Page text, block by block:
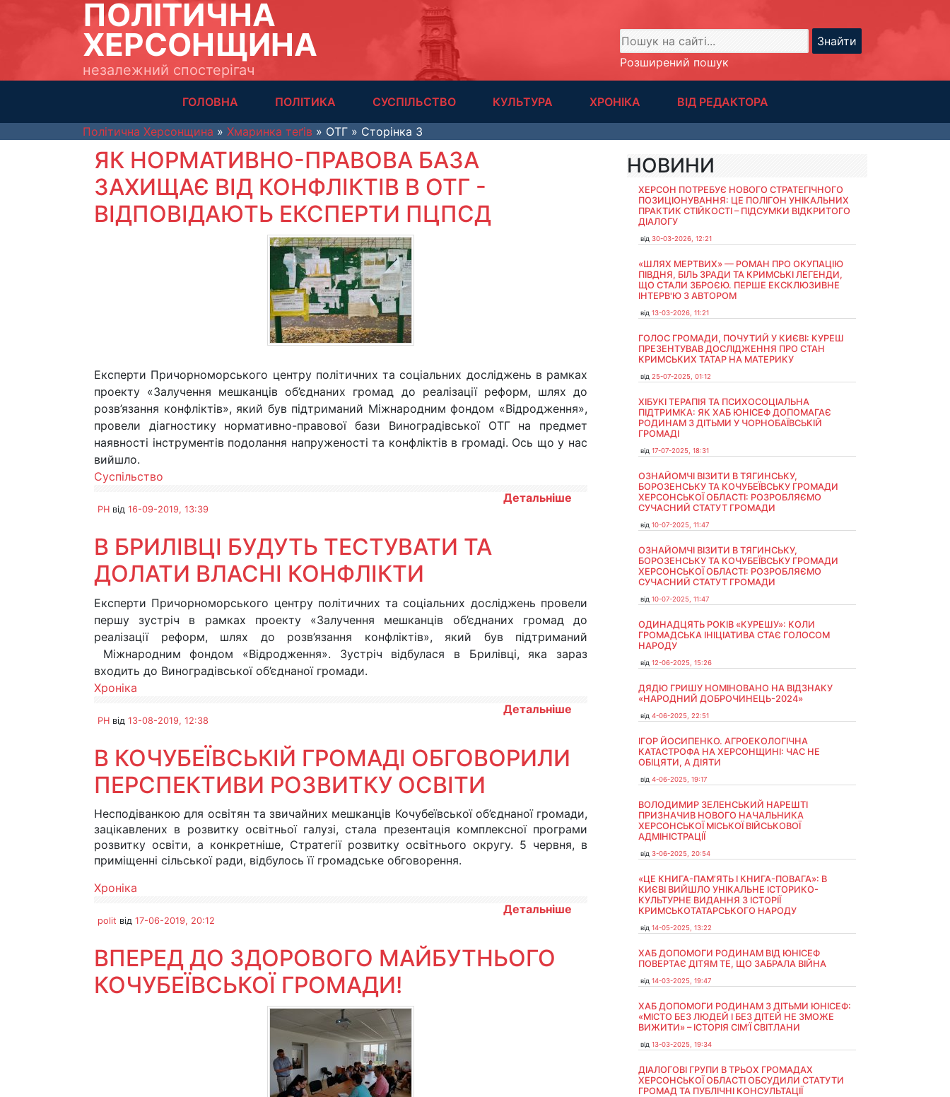
ПОЛІТИЧНА
ХЕРСОНЩИНА
незалежний спостерігач
Знайти
Розширений пошук
ГОЛОВНА ПОЛІТИКА СУСПІЛЬСТВО КУЛЬТУРА ХРОНІКА ВІД РЕДАКТОРА
Політична Херсонщина » Хмаринка теґів » ОТГ » Сторінка 3
ЯК НОРМАТИВНО-ПРАВОВА БАЗА
ЗАХИЩАЄ ВІД КОНФЛІКТІВ В ОТГ -
ВІДПОВІДАЮТЬ ЕКСПЕРТИ ПЦПСД
Експерти Причорноморського центру політичних та соціальних досліджень в рамках
проекту «Залучення мешканців об’єднаних громад до реалізації реформ, шлях до
розв’язання конфліктів», який був підтриманий Міжнародним фондом «Відродження»,
провели діагностику нормативно-правової бази Виноградівської ОТГ на предмет
наявності інструментів подолання напруженості та конфліктів в громаді. Ось що у нас
вийшло.
Суспільство
Детальніше
PH від 16-09-2019, 13:39
В БРИЛІВЦІ БУДУТЬ ТЕСТУВАТИ ТА
ДОЛАТИ ВЛАСНІ КОНФЛІКТИ
Експерти Причорноморського центру політичних та соціальних досліджень провели
першу зустріч в рамках проекту «Залучення мешканців об’єднаних громад до
реалізації реформ, шлях до розв’язання конфліктів», який був підтриманий
Міжнародним фондом «Відродження». Зустріч відбулася в Брилівці, яка зараз
входить до Виноградівської об’єднаної громади.
Хроніка
Детальніше
PH від 13-08-2019, 12:38
В КОЧУБЕЇВСЬКІЙ ГРОМАДІ ОБГОВОРИЛИ
ПЕРСПЕКТИВИ РОЗВИТКУ ОСВІТИ
Несподіванкою для освітян та звичайних мешканців Кочубеївської об’єднаної громади,
зацікавлених в розвитку освітньої галузі, стала презентація комплексної програми
розвитку освіти, а конкретніше, Стратегії розвитку освітнього округу. 5 червня, в
приміщенні сільської ради, відбулось її громадське обговорення.
Хроніка
Детальніше
polit від 17-06-2019, 20:12
ВПЕРЕД ДО ЗДОРОВОГО МАЙБУТНЬОГО
КОЧУБЕЇВСЬКОЇ ГРОМАДИ!
НОВИНИ
ХЕРСОН ПОТРЕБУЄ НОВОГО СТРАТЕГІЧНОГО
ПОЗИЦІОНУВАННЯ: ЦЕ ПОЛІГОН УНІКАЛЬНИХ
ПРАКТИК СТІЙКОСТІ – ПІДСУМКИ ВІДКРИТОГО
ДІАЛОГУ
від 30-03-2026, 12:21
«ШЛЯХ МЕРТВИХ» — РОМАН ПРО ОКУПАЦІЮ
ПІВДНЯ, БІЛЬ ЗРАДИ ТА КРИМСЬКІ ЛЕГЕНДИ,
ЩО СТАЛИ ЗБРОЄЮ. ПЕРШЕ ЕКСКЛЮЗИВНЕ
ІНТЕРВ'Ю З АВТОРОМ
від 13-03-2026, 11:21
ГОЛОС ГРОМАДИ, ПОЧУТИЙ У КИЄВІ: КУРЕШ
ПРЕЗЕНТУВАВ ДОСЛІДЖЕННЯ ПРО СТАН
КРИМСЬКИХ ТАТАР НА МАТЕРИКУ
від 25-07-2025, 01:12
ХІБУКІ ТЕРАПІЯ ТА ПСИХОСОЦІАЛЬНА
ПІДТРИМКА: ЯК ХАБ ЮНІСЕФ ДОПОМАГАЄ
РОДИНАМ З ДІТЬМИ У ЧОРНОБАЇВСЬКІЙ
ГРОМАДІ
від 17-07-2025, 18:31
ОЗНАЙОМЧІ ВІЗИТИ В ТЯГИНСЬКУ,
БОРОЗЕНСЬКУ ТА КОЧУБЕЇВСЬКУ ГРОМАДИ
ХЕРСОНСЬКОЇ ОБЛАСТІ: РОЗРОБЛЯЄМО
СУЧАСНИЙ СТАТУТ ГРОМАДИ
від 10-07-2025, 11:47
ОЗНАЙОМЧІ ВІЗИТИ В ТЯГИНСЬКУ,
БОРОЗЕНСЬКУ ТА КОЧУБЕЇВСЬКУ ГРОМАДИ
ХЕРСОНСЬКОЇ ОБЛАСТІ: РОЗРОБЛЯЄМО
СУЧАСНИЙ СТАТУТ ГРОМАДИ
від 10-07-2025, 11:47
ОДИНАДЦЯТЬ РОКІВ «КУРЕШУ»: КОЛИ
ГРОМАДСЬКА ІНІЦІАТИВА СТАЄ ГОЛОСОМ
НАРОДУ
від 12-06-2025, 15:26
ДЯДЮ ГРИШУ НОМІНОВАНО НА ВІДЗНАКУ
«НАРОДНИЙ ДОБРОЧИНЕЦЬ-2024»
від 4-06-2025, 22:51
ІГОР ЙОСИПЕНКО. АГРОЕКОЛОГІЧНА
КАТАСТРОФА НА ХЕРСОНЩИНІ: ЧАС НЕ
ОБІЦЯТИ, А ДІЯТИ
від 4-06-2025, 19:17
ВОЛОДИМИР ЗЕЛЕНСЬКИЙ НАРЕШТІ
ПРИЗНАЧИВ НОВОГО НАЧАЛЬНИКА
ХЕРСОНСЬКОЇ МІСЬКОЇ ВІЙСЬКОВОЇ
АДМІНІСТРАЦІЇ
від 3-06-2025, 20:54
«ЦЕ КНИГА-ПАМ’ЯТЬ І КНИГА-ПОВАГА»: В
КИЄВІ ВИЙШЛО УНІКАЛЬНЕ ІСТОРИКО-
КУЛЬТУРНЕ ВИДАННЯ З ІСТОРІЇ
КРИМСЬКОТАТАРСЬКОГО НАРОДУ
від 14-05-2025, 13:22
ХАБ ДОПОМОГИ РОДИНАМ ВІД ЮНІСЕФ
ПОВЕРТАЄ ДІТЯМ ТЕ, ЩО ЗАБРАЛА ВІЙНА
від 14-03-2025, 19:47
ХАБ ДОПОМОГИ РОДИНАМ З ДІТЬМИ ЮНІСЕФ:
«МІСТО БЕЗ ЛЮДЕЙ І БЕЗ ДІТЕЙ НЕ ЗМОЖЕ
ВИЖИТИ» – ІСТОРІЯ СІМʼЇ СВІТЛАНИ
від 13-03-2025, 19:34
ДІАЛОГОВІ ГРУПИ В ТРЬОХ ГРОМАДАХ
ХЕРСОНСЬКОЇ ОБЛАСТІ ОБСУДИЛИ СТАТУТИ
ГРОМАД ТА ПУБЛІЧНІ КОНСУЛЬТАЦІЇ